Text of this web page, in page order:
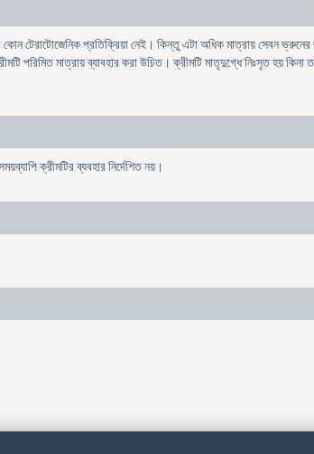
টেরাটোজেনিক প্রতিক্রিয়া নেই। কিন্তু এটা অধিক মাত্রায় সেবন
পরিমিত মাত্রায় ব্যাবহার করা উচিত। ক্রীমটি মাতৃদুগ্ধে নিঃসৃত হয় কিনা
ক্রীমটির ব্যবহার নির্দেশিত নয়।